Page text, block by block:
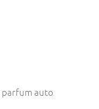
parfum auto